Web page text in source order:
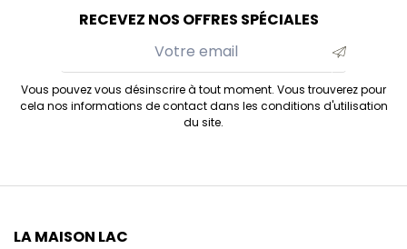
RECEVEZ NOS OFFRES SPÉCIALES
Vous pouvez vous désinscrire à tout moment. Vous trouverez pour
cela nos informations de contact dans les conditions d'utilisation
du site.
LA MAISON LAC